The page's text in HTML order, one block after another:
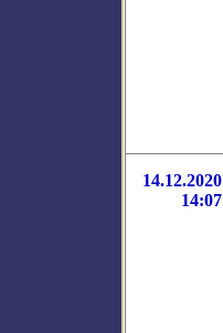
14.12.2020
14:07